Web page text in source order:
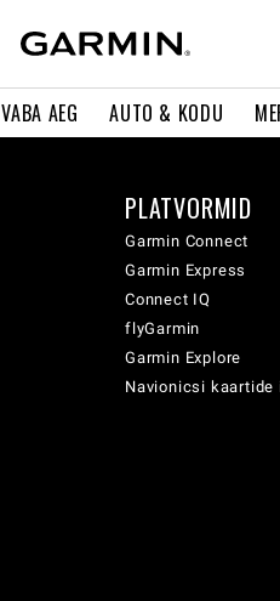
VABA AEG AUTO & KODU
PLATVORMID
Garmin Connect
Garmin Express
Connect IQ
flyGarmin
Garmin Explore
Navionicsi